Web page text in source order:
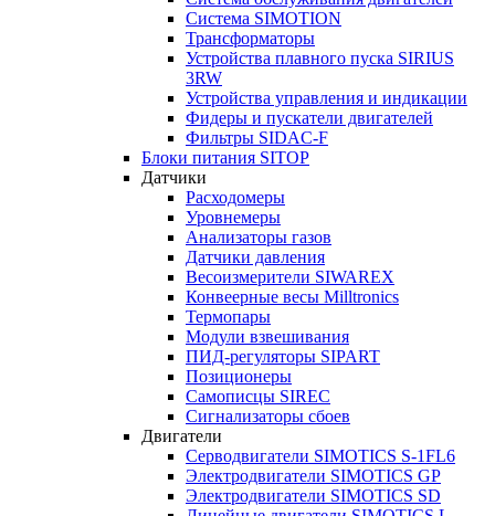
Система SIMOTION
Трансформаторы
Устройства плавного пуска SIRIUS
3RW
Устройства управления и индикации
Фидеры и пускатели двигателей
Фильтры SIDAC-F
Блоки питания SITOP
Датчики
Расходомеры
Уровнемеры
Анализаторы газов
Датчики давления
Весоизмерители SIWAREX
Конвеерные весы Milltronics
Термопары
Модули взвешивания
ПИД-регуляторы SIPART
Позиционеры
Самописцы SIREC
Сигнализаторы сбоев
Двигатели
Серводвигатели SIMOTICS S-1FL6
Электродвигатели SIMOTICS GP
Электродвигатели SIMOTICS SD